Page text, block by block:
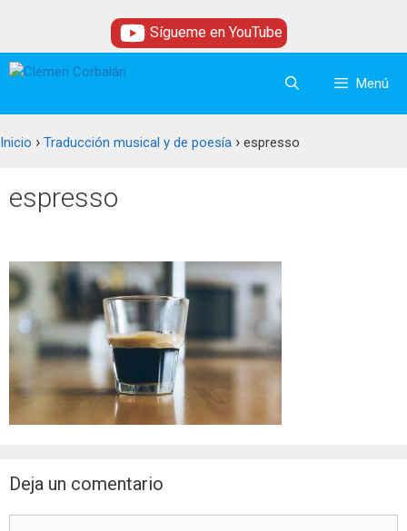
contenido
Sígueme en YouTube
Menú
Inicio › Traducción musical y de poesía › espresso
espresso
Deja un comentario